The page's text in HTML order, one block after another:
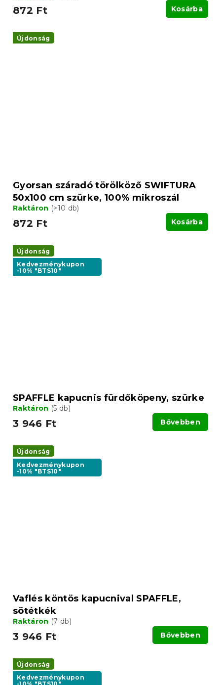
872 Ft Kosárba
Újdonság
Gyorsan száradó törölköző SWIFTURA
50x100 cm szürke, 100% mikroszál
Raktáron (>10 db)
872 Ft Kosárba
Újdonság
Kedvezménykupon
-10% "BTS10"
SPAFFLE kapucnis fürdőköpeny, szürke
Raktáron (5 db)
3 946 Ft Bővebben
Újdonság
Kedvezménykupon
-10% "BTS10"
Vaflés köntös kapucnival SPAFFLE,
sötétkék
Raktáron (7 db)
3 946 Ft Bővebben
Újdonság
Kedvezménykupon